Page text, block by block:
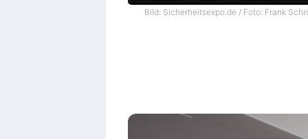
Bild: Sicherheitsexpo.de / Foto: Frank